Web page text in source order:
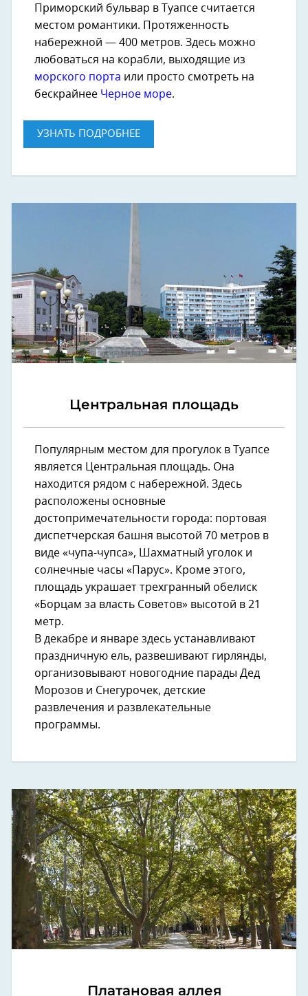
Приморский бульвар в Туапсе считается
местом романтики. Протяженность
набережной — 400 метров. Здесь можно
любоваться на корабли, выходящие из
морского порта или просто смотреть на
бескрайнее Черное море.
УЗНАТЬ ПОДРОБНЕЕ
Центральная площадь
Популярным местом для прогулок в Туапсе
является Центральная площадь. Она
находится рядом с набережной. Здесь
расположены основные
достопримечательности города: портовая
диспетчерская башня высотой 70 метров в
виде «чупа-чупса», Шахматный уголок и
солнечные часы «Парус». Кроме этого,
площадь украшает трехгранный обелиск
«Борцам за власть Советов» высотой в 21
метр.
В декабре и январе здесь устанавливают
праздничную ель, развешивают гирлянды,
организовывают новогодние парады Дед
Морозов и Снегурочек, детские
развлечения и развлекательные
программы.
Платановая аллея